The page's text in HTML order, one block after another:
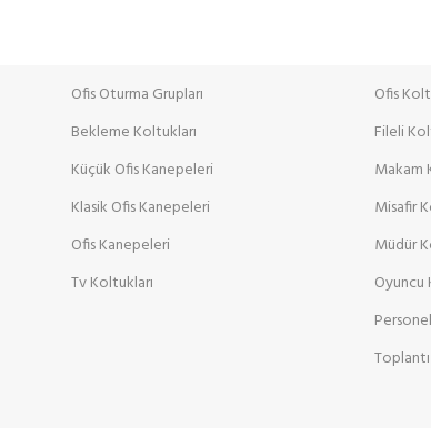
Ofis Oturma Grupları
Bekleme Koltukları
Küçük Ofis Kanepeleri
Klasik Ofis Kanepeleri
Ofis Kanepeleri
Tv Koltukları
Ofis
Fileli
Makam
Misafir
Müdür
Oyuncu